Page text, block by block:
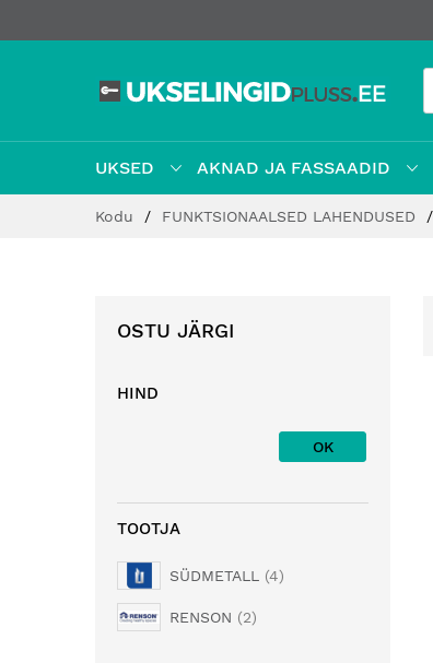
UKSED AKNAD JA FASSAADID
Kodu FUNKTSIONAALSED LAHENDUSED
OSTU JÄRGI
HIND
OK
TOOTJA
SÜDMETALL 4
RENSON 2